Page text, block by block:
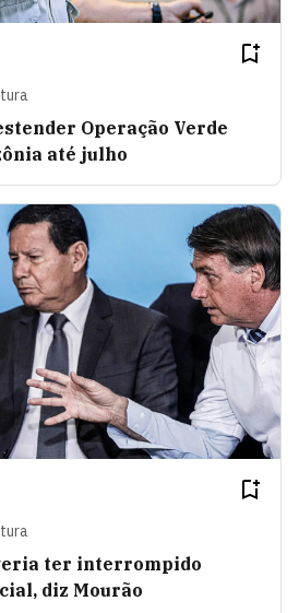
Operação Verde
até julho
ter interrompido
diz Mourão